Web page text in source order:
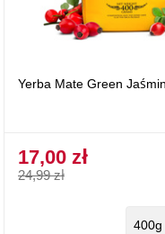
Yerba Mate Green
17,00 zł
24,99 zł
400g